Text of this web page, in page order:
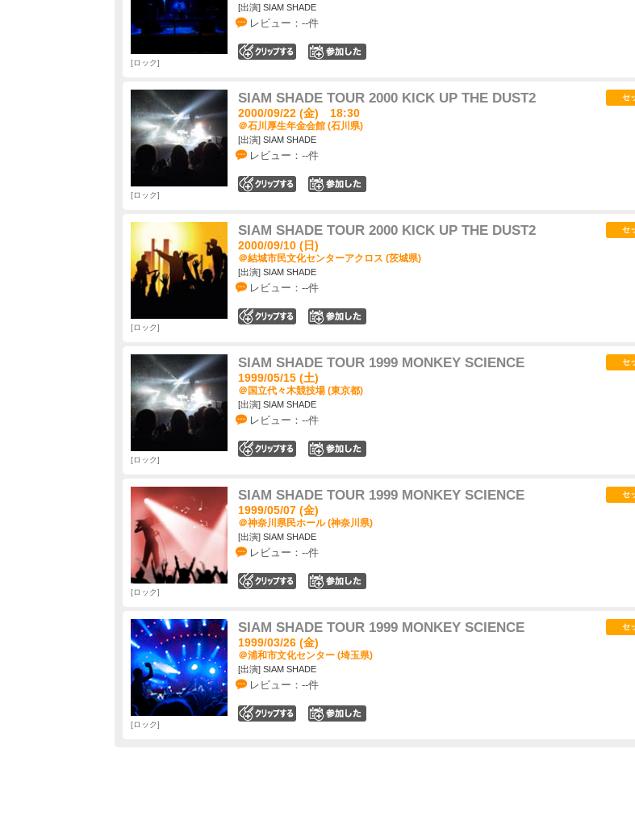
[出演] SIAM SHADE
レビュー：--件
ロック
SIAM SHADE TOUR 2000 KICK UP THE DUST2
2000/09/22 (金) 18:30
＠石川厚生年金会館 (石川県)
[出演] SIAM SHADE
レビュー：--件
セ
ロック
SIAM SHADE TOUR 2000 KICK UP THE DUST2
2000/09/10 (日)
＠結城市民文化センターアクロス (茨城県)
[出演] SIAM SHADE
レビュー：--件
セ
ロック
SIAM SHADE TOUR 1999 MONKEY SCIENCE
1999/05/15 (土)
＠国立代々木競技場 (東京都)
[出演] SIAM SHADE
レビュー：--件
セ
ロック
SIAM SHADE TOUR 1999 MONKEY SCIENCE
1999/05/07 (金)
＠神奈川県民ホール (神奈川県)
[出演] SIAM SHADE
レビュー：--件
セ
ロック
SIAM SHADE TOUR 1999 MONKEY SCIENCE
1999/03/26 (金)
＠浦和市文化センター (埼玉県)
[出演] SIAM SHADE
レビュー：--件
セ
ロック